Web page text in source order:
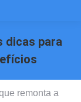
dicas para
remonta a